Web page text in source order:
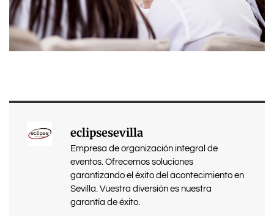
eclipsesevilla
Empresa de organización integral de
eventos. Ofrecemos soluciones
garantizando el éxito del acontecimiento en
Sevilla. Vuestra diversión es nuestra
garantía de éxito.